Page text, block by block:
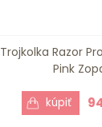
Trojkolka Razor
Pink